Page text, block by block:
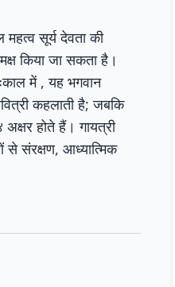
महत्व सूर्य देवता की
किया जा सकता है।
में , यह भगवान
कहलाती है; जबकि
होते हैं। गायत्री
से संरक्षण, आध्यात्मिक